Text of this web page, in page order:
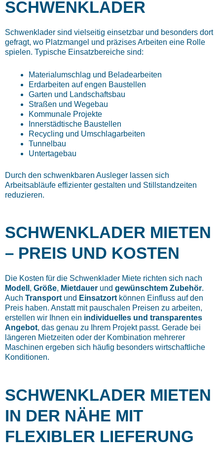
SCHWENKLADER
Schwenklader sind vielseitig einsetzbar und besonders dort
gefragt, wo Platzmangel und präzises Arbeiten eine Rolle
spielen. Typische Einsatzbereiche sind:
Materialumschlag und Beladearbeiten
Erdarbeiten auf engen Baustellen
Garten und Landschaftsbau
Straßen und Wegebau
Kommunale Projekte
Innerstädtische Baustellen
Recycling und Umschlagarbeiten
Tunnelbau
Untertagebau
Durch den schwenkbaren Ausleger lassen sich
Arbeitsabläufe effizienter gestalten und Stillstandzeiten
reduzieren.
SCHWENKLADER MIETEN
– PREIS UND KOSTEN
Die Kosten für die Schwenklader Miete richten sich nach
Modell , Größe, Mietdauer und gewünschtem Zubehör.
Auch Transportund Einsatzortkönnen Einfluss auf den
Preis haben. Anstatt mit pauschalen Preisen zu arbeiten,
erstellen wir Ihnen ein individuelles und transparentes
Angebot, das genau zu Ihrem Projekt passt. Gerade bei
längeren Mietzeiten oder der Kombination mehrerer
Maschinen ergeben sich häufig besonders wirtschaftliche
Konditionen.
SCHWENKLADER MIETEN
IN DER NÄHE MIT
FLEXIBLER LIEFERUNG